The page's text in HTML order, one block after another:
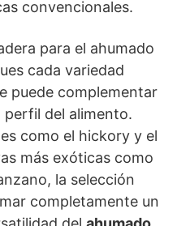
convencionales.
para el ahumado
cada variedad
puede complementar
perfil del alimento.
como el hickory y el
más exóticas como
la selección
completamente un